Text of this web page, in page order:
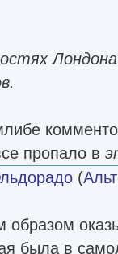
пропало в
(
образом
была в